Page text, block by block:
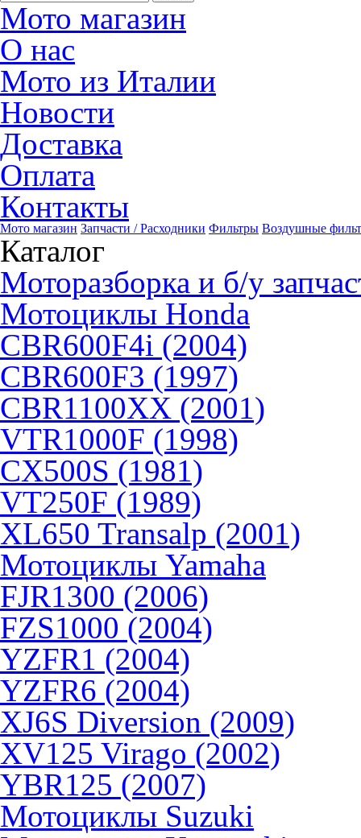
Мото магазин
О нас
Мото из Италии
Новости
Доставка
Оплата
Контакты
Мото магазин Запчасти / Расходники Фильтры Воздушные
Каталог
Моторазборка и б/у
Мотоциклы Honda
CBR600F4i (2004)
CBR600F3 (1997)
CBR1100XX (2001)
VTR1000F (1998)
CX500S (1981)
VT250F (1989)
XL650 Transalp (2001)
Мотоциклы Yamaha
FJR1300 (2006)
FZS1000 (2004)
YZFR1 (2004)
YZFR6 (2004)
XJ6S Diversion (2009)
XV125 Virago (2002)
YBR125 (2007)
Мотоциклы Suzuki